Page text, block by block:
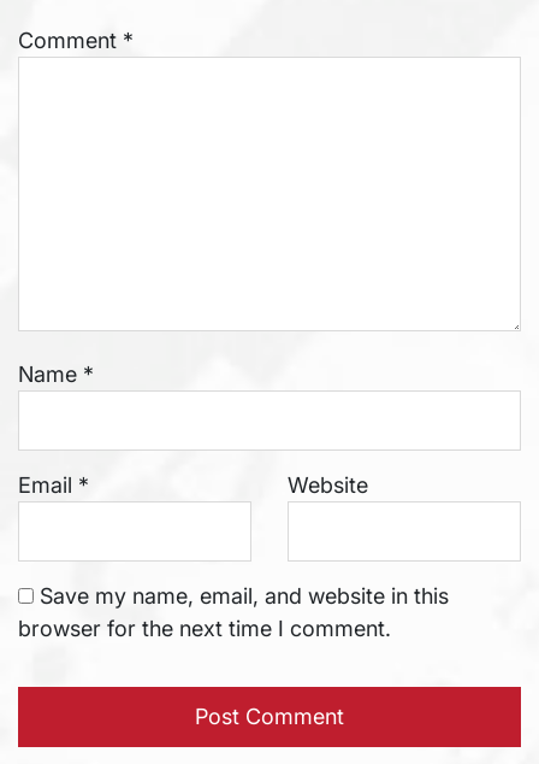
Comment *
Name *
Email * Website
Save my name, email, and website in this
browser for the next time I comment.